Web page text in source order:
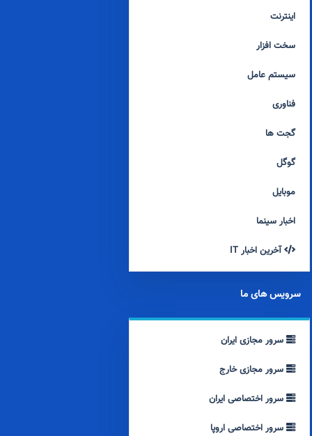
اینترنت
سخت افزار
سیستم عامل
فناوری
گجت ها
گوگل
موبایل
اخبار سینما
آخرین اخبار IT
سرویس های ما
سرور مجازی ایران
سرور مجازی خارج
سرور اختصاصی ایران
سرور اختصاصی اروپا